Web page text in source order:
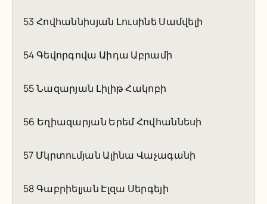
53 Հովհաննիսյան Լուսինե Սամվելի
54 Գեվորգովա Աիդա Աբրամի
55 Նազարյան Լիլիթ Հակոբի
56 Եղիազարյան Երեմ Հովհաննեսի
57 Մկրտումյան Ալինա Վաչագանի
58 Գաբրիելյան Էլզա Սերգեյի